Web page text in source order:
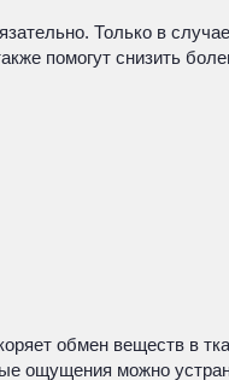
Только в
помогут снизить
обмен веществ в
ощущения можно